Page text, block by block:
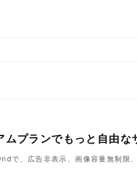
ムプランでもっと自由な
で、広告非表示、画像容量無制限